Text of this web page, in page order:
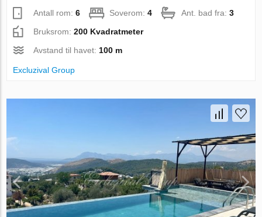
Antall rom:6 Soverom:4 Ant. bad fra:3
Bruksrom:200 Kvadratmeter
Avstand til havet: 100 m
Excluzival Group